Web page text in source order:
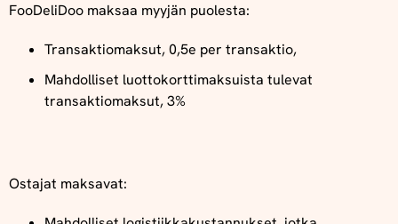
FooDeliDoo maksaa myyjän puolesta:
Transaktiomaksut, 0,5e per transaktio,
Mahdolliset luottokorttimaksuista tulevat
transaktiomaksut, 3%
Ostajat maksavat: